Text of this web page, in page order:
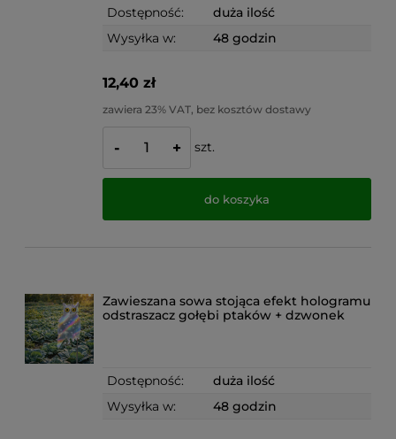
Dostępność:
duża ilość
Wysyłka w:
48 godzin
12,40 zł
zawiera 23% VAT, bez kosztów dostawy
- + szt.
do koszyka
Zawieszana sowa stojąca efekt hologramu
odstraszacz gołębi ptaków + dzwonek
Dostępność:
duża ilość
Wysyłka w:
48 godzin